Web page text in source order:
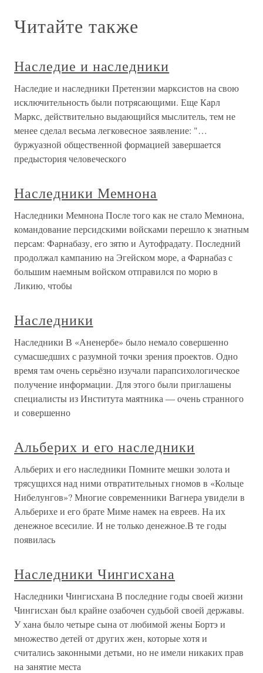
Читайте также
Наследие и наследники
Наследие и наследники Претензии марксистов на свою
исключительность были потрясающими. Еще Карл
Маркс, действительно выдающийся мыслитель, тем не
менее сделал весьма легковесное заявление: "…
буржуазной общественной формацией завершается
предыстория человеческого
Наследники Мемнона
Наследники Мемнона После того как не стало Мемнона,
командование персидскими войсками перешло к знатным
персам: Фарнабазу, его зятю и Аутофрадату. Последний
продолжал кампанию на Эгейском море, а Фарнабаз с
большим наемным войском отправился по морю в
Ликию, чтобы
Наследники
Наследники В «Аненербе» было немало совершенно
сумасшедших с разумной точки зрения проектов. Одно
время там очень серьёзно изучали парапсихологическое
получение информации. Для этого были приглашены
специалисты из Института маятника — очень странного
и совершенно
Альберих и его наследники
Альберих и его наследники Помните мешки золота и
трясущихся над ними отвратительных гномов в «Кольце
Нибелунгов»? Многие современники Вагнера увидели в
Альберихе и его брате Миме намек на евреев. На их
денежное всесилие. И не только денежное.В те годы
появилась
Наследники Чингисхана
Наследники Чингисхана В последние годы своей жизни
Чингисхан был крайне озабочен судьбой своей державы.
У хана было четыре сына от любимой жены Бортэ и
множество детей от других жен, которые хотя и
считались законными детьми, но не имели никаких прав
на занятие места